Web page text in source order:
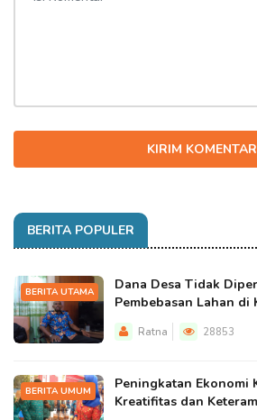
KIRIM KOMENTAR
BERITA POPULER
BERITA UTAMA
Dana Desa Tidak
Pembebasan Lahan di
Ratna 28853
BERITA UMUM
Peningkatan Ekonomi
Kreatifitas dan